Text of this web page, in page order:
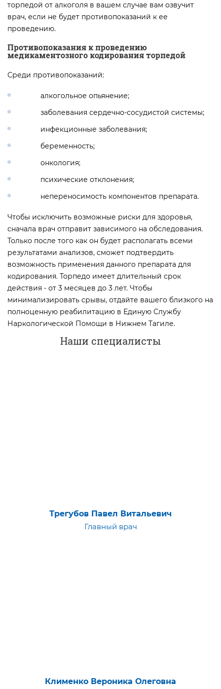
торпедой от алкоголя в вашем случае вам озвучит
врач, если не будет противопоказаний к ее
проведению.
Противопоказания к проведению
медикаментозного кодирования торпедой
Среди противопоказаний:
алкогольное опьянение;
заболевания сердечно-сосудистой системы;
инфекционные заболевания;
беременность;
онкология;
психические отклонения;
непереносимость компонентов препарата.
Чтобы исключить возможные риски для здоровья,
сначала врач отправит зависимого на обследования.
Только после того как он будет располагать всеми
результатами анализов, сможет подтвердить
возможность применения данного препарата для
кодирования. Торпедо имеет длительный срок
действия - от 3 месяцев до 3 лет. Чтобы
минимализировать срывы, отдайте вашего близкого на
полноценную реабилитацию в Единую Службу
Наркологической Помощи в Нижнем Тагиле.
Наши специалисты
Трегубов Павел Витальевич
Главный врач
Клименко Вероника Олеговна